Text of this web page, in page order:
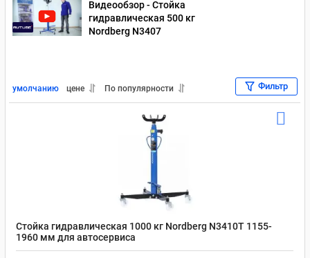
Видеообзор - Стойка
гидравлическая 500 кг
Nordberg N3407
умолчанию цене По популярности Фильтр
Стойка гидравлическая 1000 кг Nordberg N3410T 1155-
1960 мм для автосервиса